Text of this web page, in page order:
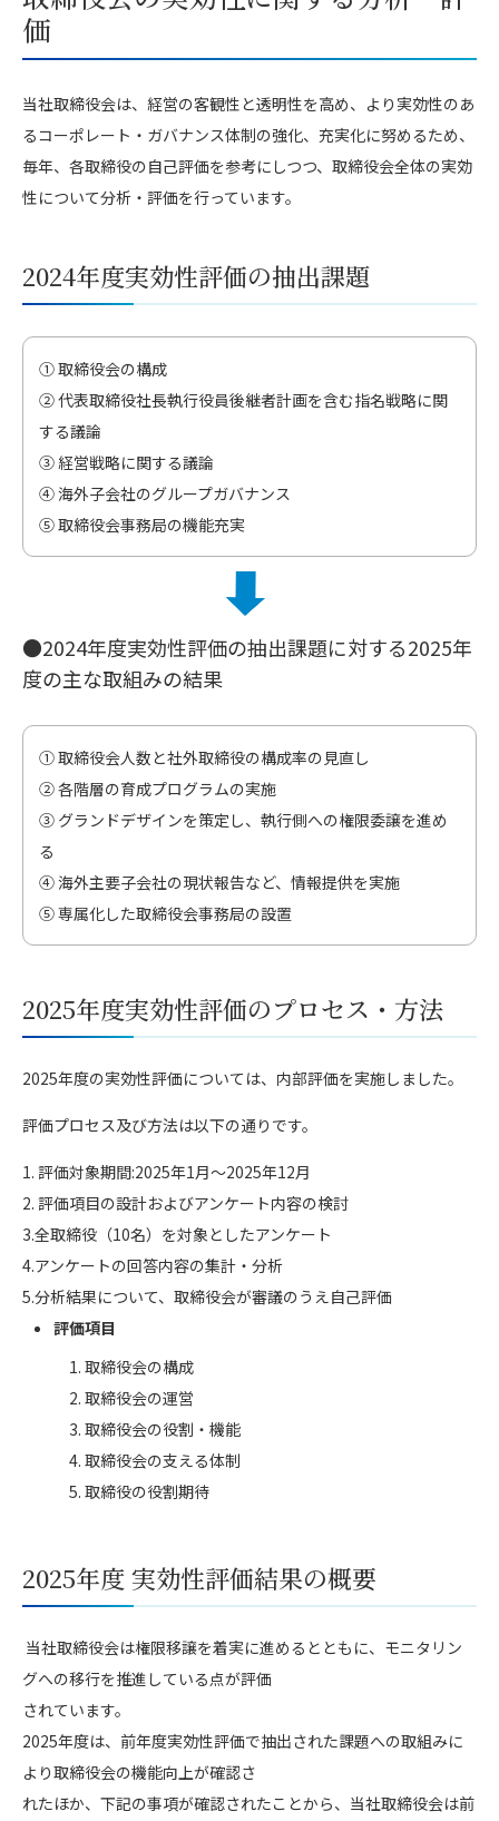
価
当社取締役会は、経営の客観性と透明性を高め、より実効性のあ
るコーポレート・ガバナンス体制の強化、充実化に努めるため、
毎年、各取締役の自己評価を参考にしつつ、取締役会全体の実効
性について分析・評価を行っています。
2024年度実効性評価の抽出課題
① 取締役会の構成
② 代表取締役社⾧執行役員後継者計画を含む指名戦略に関
する議論
③ 経営戦略に関する議論
④ 海外子会社のグループガバナンス
⑤ 取締役会事務局の機能充実
●2024年度実効性評価の抽出課題に対する2025年
度の主な取組みの結果
① 取締役会人数と社外取締役の構成率の見直し
② 各階層の育成プログラムの実施
③ グランドデザインを策定し、執行側への権限委譲を進め
る
④ 海外主要子会社の現状報告など、情報提供を実施
⑤ 専属化した取締役会事務局の設置
2025年度実効性評価のプロセス・方法
2025年度の実効性評価については、内部評価を実施しました。
評価プロセス及び方法は以下の通りです。
1. 評価対象期間:2025年1月～2025年12月
2. 評価項目の設計およびアンケート内容の検討
3.全取締役（10名）を対象としたアンケート
4.アンケートの回答内容の集計・分析
5.分析結果について、取締役会が審議のうえ自己評価
評価項目
取締役会の構成
取締役会の運営
取締役会の役割・機能
取締役会の支える体制
取締役の役割期待
2025年度 実効性評価結果の概要
当社取締役会は権限移譲を着実に進めるとともに、モニタリン
グへの移行を推進している点が評価
されています。
2025年度は、前年度実効性評価で抽出された課題への取組みに
より取締役会の機能向上が確認さ
れたほか、下記の事項が確認されたことから、当社取締役会は前